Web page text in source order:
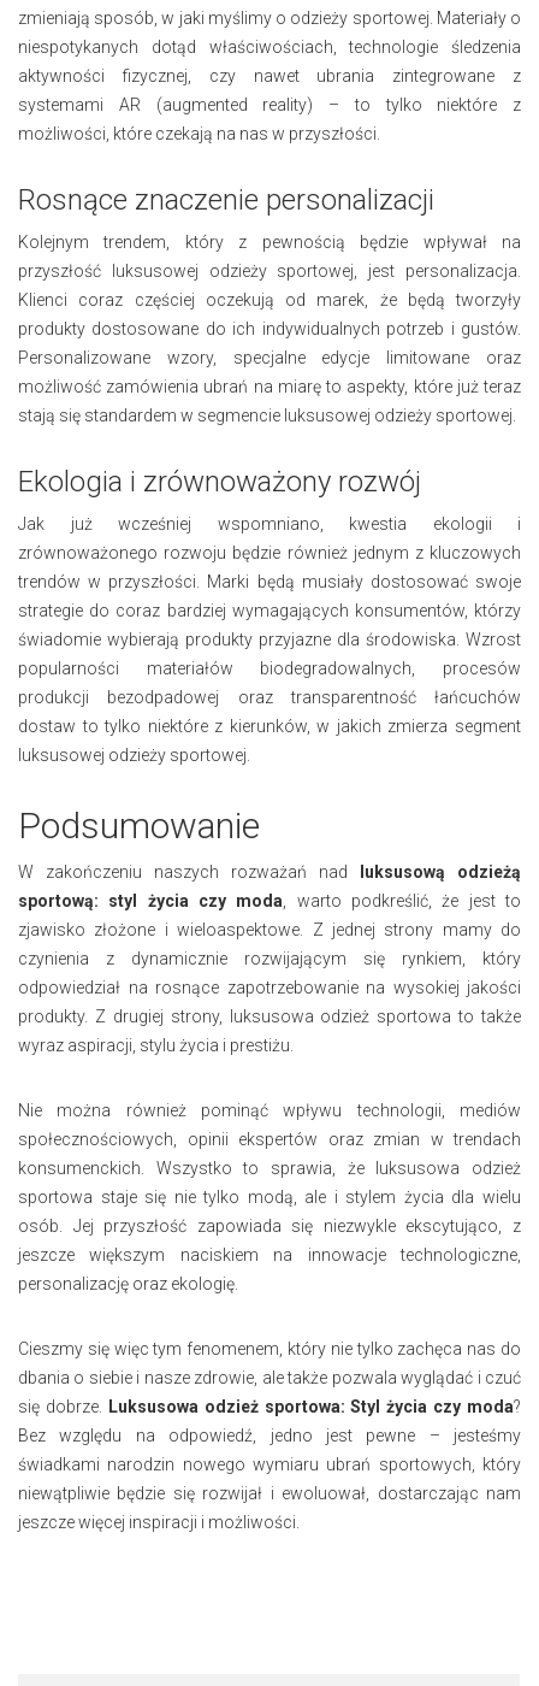
zmieniają sposób, w jaki myślimy o odzieży sportowej. Materiały o
niespotykanych dotąd właściwościach, technologie śledzenia
aktywności fizycznej, czy nawet ubrania zintegrowane z
systemami AR (augmented reality) – to tylko niektóre z
możliwości, które czekają na nas w przyszłości.
Rosnące znaczenie personalizacji
Kolejnym trendem, który z pewnością będzie wpływał na
przyszłość luksusowej odzieży sportowej, jest personalizacja.
Klienci coraz częściej oczekują od marek, że będą tworzyły
produkty dostosowane do ich indywidualnych potrzeb i gustów.
Personalizowane wzory, specjalne edycje limitowane oraz
możliwość zamówienia ubrań na miarę to aspekty, które już teraz
stają się standardem w segmencie luksusowej odzieży sportowej.
Ekologia i zrównoważony rozwój
Jak już wcześniej wspomniano, kwestia ekologii i
zrównoważonego rozwoju będzie również jednym z kluczowych
trendów w przyszłości. Marki będą musiały dostosować swoje
strategie do coraz bardziej wymagających konsumentów, którzy
świadomie wybierają produkty przyjazne dla środowiska. Wzrost
popularności materiałów biodegradowalnych, procesów
produkcji bezodpadowej oraz transparentność łańcuchów
dostaw to tylko niektóre z kierunków, w jakich zmierza segment
luksusowej odzieży sportowej.
Podsumowanie
W zakończeniu naszych rozważań nad luksusową odzieżą
sportową: styl życia czy moda , warto podkreślić, że jest to
zjawisko złożone i wieloaspektowe. Z jednej strony mamy do
czynienia z dynamicznie rozwijającym się rynkiem, który
odpowiedział na rosnące zapotrzebowanie na wysokiej jakości
produkty. Z drugiej strony, luksusowa odzież sportowa to także
wyraz aspiracji, stylu życia i prestiżu.
Nie można również pominąć wpływu technologii, mediów
społecznościowych, opinii ekspertów oraz zmian w trendach
konsumenckich. Wszystko to sprawia, że luksusowa odzież
sportowa staje się nie tylko modą, ale i stylem życia dla wielu
osób. Jej przyszłość zapowiada się niezwykle ekscytująco, z
jeszcze większym naciskiem na innowacje technologiczne,
personalizację oraz ekologię.
Cieszmy się więc tym fenomenem, który nie tylko zachęca nas do
dbania o siebie i nasze zdrowie, ale także pozwala wyglądać i czuć
się dobrze. Luksusowa odzież sportowa: Styl życia czy moda?
Bez względu na odpowiedź, jedno jest pewne – jesteśmy
świadkami narodzin nowego wymiaru ubrań sportowych, który
niewątpliwie będzie się rozwijał i ewoluował, dostarczając nam
jeszcze więcej inspiracji i możliwości.